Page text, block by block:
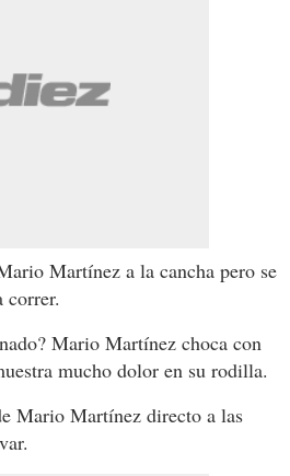
Martínez a la cancha pero se
correr.
Mario Martínez choca con
mucho dolor en su rodilla.
Mario Martínez directo a las